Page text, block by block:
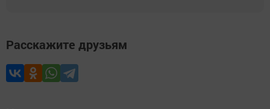
Расскажите друзьям